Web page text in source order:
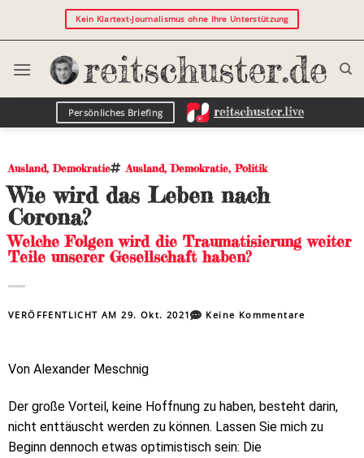
Kein Klartext-Journalismus ohne Ihre Unterstützung
Persönliches Briefing
Ausland,Demokratie Ausland,Demokratie,Politik
Wie wird das Leben nach
Corona?
Welche Folgen wird die Traumatisierung weiter
Teile unserer Gesellschaft haben?
VERÖFFENTLICHT AM29. Okt. 2021 Keine Kommentare
Von Alexander Meschnig
Der große Vorteil, keine Hoffnung zu haben, besteht darin,
nicht enttäuscht werden zu können. Lassen Sie mich zu
Beginn dennoch etwas optimistisch sein: Die